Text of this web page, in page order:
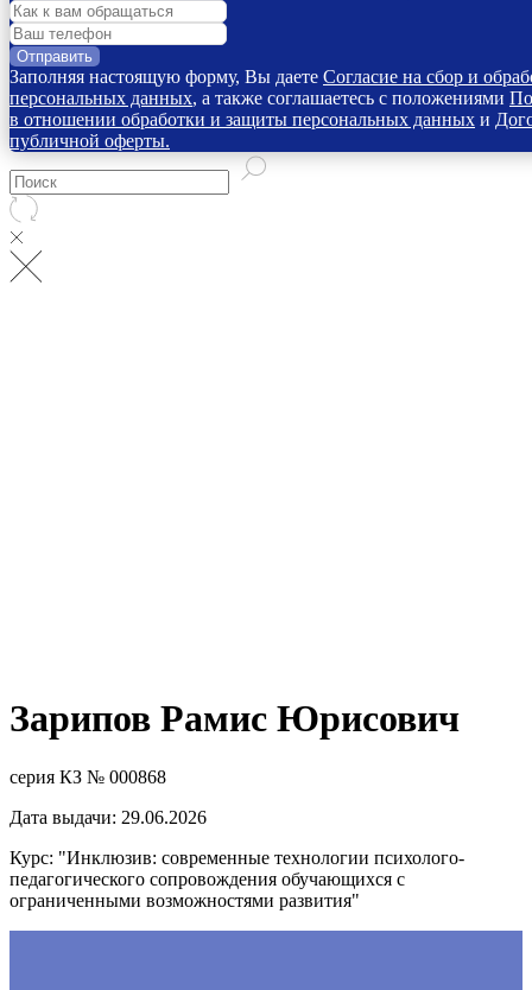
Отправить
Заполняя настоящую форму, Вы даете Согласие на сбор и
персональных данных, а также соглашаетесь с положениями
в отношении обработки и защиты персональных данных и
публичной оферты.
Зарипов Рамис Юрисович
серия КЗ № 000868
Дата выдачи: 29.06.2026
Курс: "Инклюзив: современные технологии психолого-
педагогического сопровождения обучающихся с
ограниченными возможностями развития"